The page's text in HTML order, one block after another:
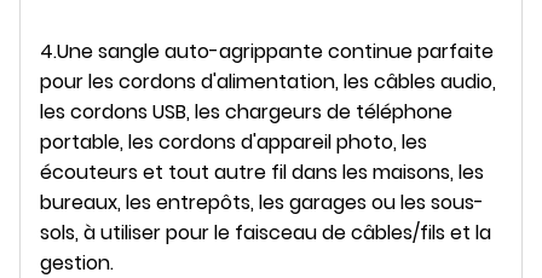
4.Une sangle auto-agrippante continue parfaite
pour les cordons d'alimentation, les câbles audio,
les cordons USB, les chargeurs de téléphone
portable, les cordons d'appareil photo, les
écouteurs et tout autre fil dans les maisons, les
bureaux, les entrepôts, les garages ou les sous-
sols, à utiliser pour le faisceau de câbles/fils et la
gestion.